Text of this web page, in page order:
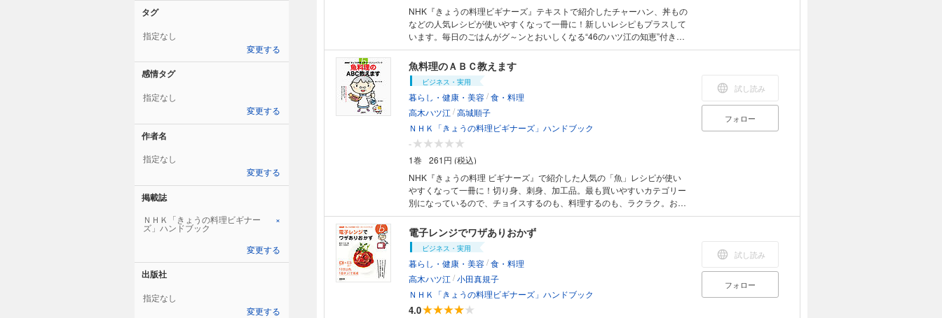
NHK『きょうの料理ビギナーズ』テキストで紹介したチャーハン、丼もの
などの人気レシピが使いやすくなって一冊に！新しいレシピもプラスして
います。毎日のごはんがグ～ンとおいしくなる“46のハツ江の知恵”付き。
【掲載レシピの例】ふっくらご飯を炊く／三角おにぎりをつくる／ねぎみ
そ焼きおにぎり／親子丼／二色そぼろ丼／簡単カツ丼／豚キムチチャーハ
ン／オムレツのっけチキンライス／ひき肉となすのカレー／お楽しみ手巻
きずし／あさりと野菜のバターじょうゆピラフ／チキンとシーフードのフ
ライパンパエリア／豚肉と野菜の炊きおこわ／中国風がゆ／鶏肉とごぼう
の炊き込みご飯／ソーセージとたまねぎのクリームコーンドリア／牛肉と
野菜のクッパ風／アスパラガスのクリームリゾット風 ほか ※カラーコン
魚料理のＡＢＣ教えます
ビジネス・実用
暮らし・健康・美容/食・料理
高木ハツ江 /高城順子
ＮＨＫ「きょうの料理ビギナーズ」ハンドブック
-
1巻
261円 (税込)
NHK『きょうの料理 ビギナーズ』で紹介した人気の「魚」レシピが使い
やすくなって一冊に！切り身、刺身、加工品。最も買いやすいカテゴリー
別になっているので、チョイスするのも、料理するのも、ラクラク。お財
布やおなかと相談しながら、チャレンジしてみて。 ※カラーコンテンツで
す。モノクロ端末などでは読みづらい場合があります。
試し読み
フォロー
電子レンジでワザありおかず
ビジネス・実用
暮らし・健康・美容/食・料理
高木ハツ江 /小田真規子
ＮＨＫ「きょうの料理ビギナーズ」ハンドブック
4.0
試し読み
フォロー
タグ
指定なし
変更する
感情タグ
指定なし
変更する
作者名
指定なし
変更する
掲載誌
ＮＨＫ「きょうの料理ビギナー
ズ」ハンドブック
×
変更する
出版社
指定なし
変更する